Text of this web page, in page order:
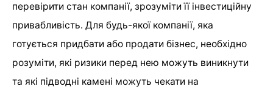
перевірити стан компанії, зрозуміти її інвестиційну
привабливість. Для будь-якої компанії, яка
готується придбати або продати бізнес, необхідно
розуміти, які ризики перед нею можуть виникнути
та які підводні камені можуть чекати на